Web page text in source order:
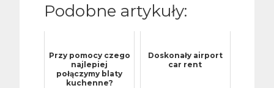
Podobne artykuły:
Przy pomocy czego
najlepiej
połączymy blaty
kuchenne?
Doskonały airport
car rent